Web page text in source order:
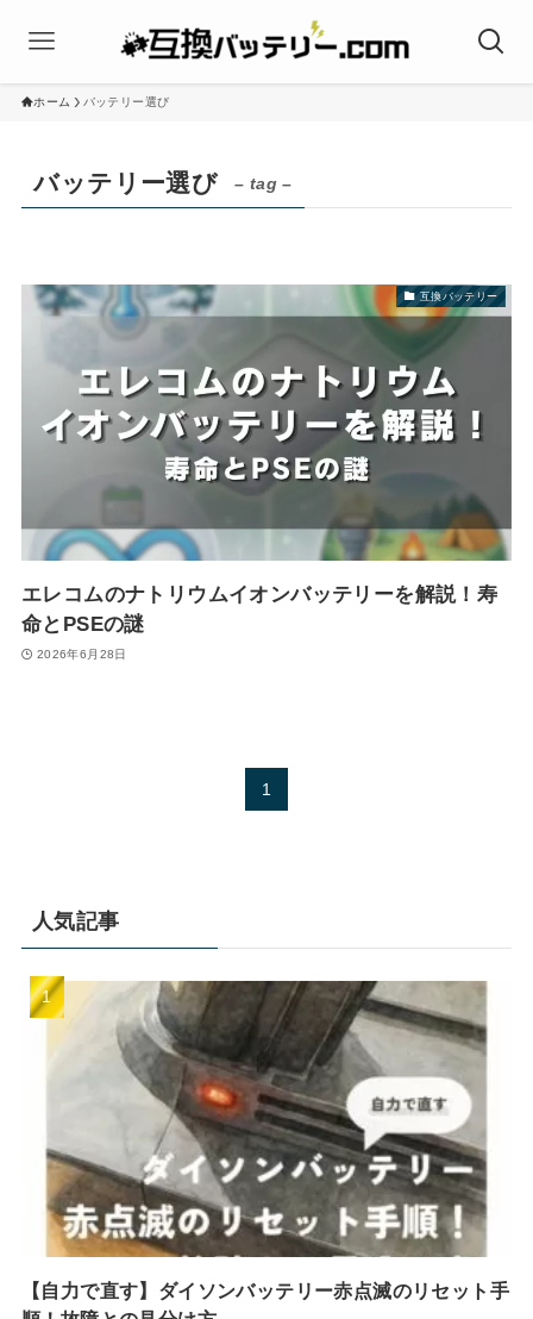
ホーム バッテリー選び
バッテリー選び – tag –
互換バッテリー
エレコムのナトリウムイオンバッテリーを解説！寿
命とPSEの謎
2026年6月28日
1
人気記事
【自力で直す】ダイソンバッテリー赤点滅のリセット手